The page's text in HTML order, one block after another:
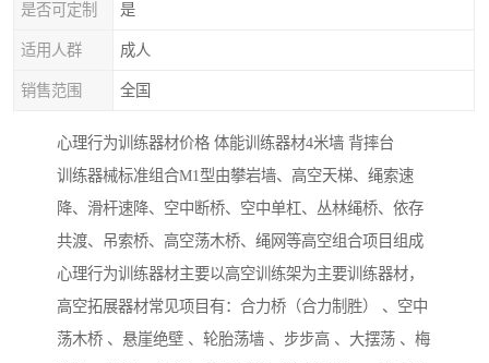
是否可定制 是
适用人群 成人
销售范围 全国
心理行为训练器材价格 体能训练器材4米墙 背摔台
训练器械标准组合M1型由攀岩墙、高空天梯、绳索速
降、滑杆速降、空中断桥、空中单杠、丛林绳桥、依存
共渡、吊索桥、高空荡木桥、绳网等高空组合项目组成
心理行为训练器材主要以高空训练架为主要训练器材，
高空拓展器材常见项目有：合力桥（合力制胜） 、空中
荡木桥 、悬崖绝壁 、轮胎荡墙 、步步高 、大摆荡 、梅